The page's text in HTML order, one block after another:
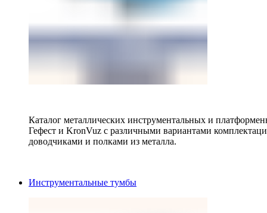
Каталог металлических инструментальных и
Гефест и KronVuz с различными вариантами
доводчиками и полками из металла.
Инструментальные тумбы